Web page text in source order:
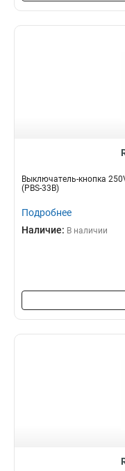
Выключатель-кнопка
(PBS-33В)
Подробнее
Наличие: В наличии